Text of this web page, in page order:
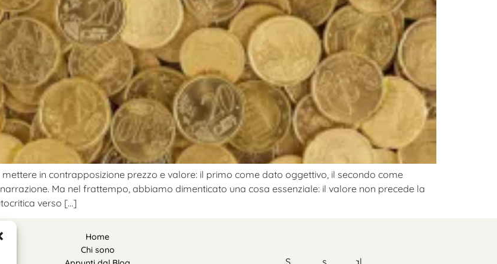
in contrapposizione prezzo e valore: il primo come dato oggettivo, il secondo come
Ma nel frattempo, abbiamo dimenticato una cosa essenziale: il valore non precede la
verso […]
Home
Chi sono
Seguimi sui social